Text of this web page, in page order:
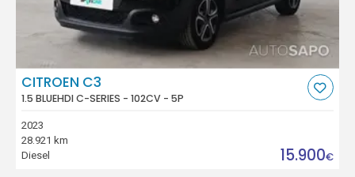
CITROEN C3
1.5 BLUEHDI C-SERIES - 102CV - 5P
2023
28.921 km
Diesel
15.900€